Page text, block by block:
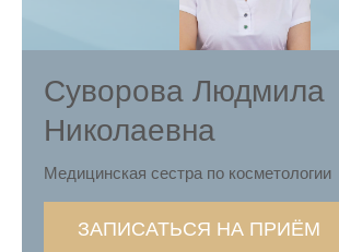
Суворова Людмила
Николаевна
Медицинская сестра по косметологии
ЗАПИСАТЬСЯ НА ПРИЁМ